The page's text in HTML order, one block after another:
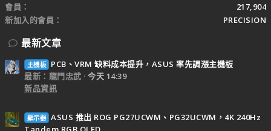
會員
217,904
新加入的會員
PRECISION
最新文章
主機板
PCB、VRM 缺料成本提升，ASUS 率先調漲主機板
最新：龍門忠武
今天 14:39
新品資訊
顯示器 ASUS 推出 ROG PG27UCWM、PG32UCWM，4K 240Hz